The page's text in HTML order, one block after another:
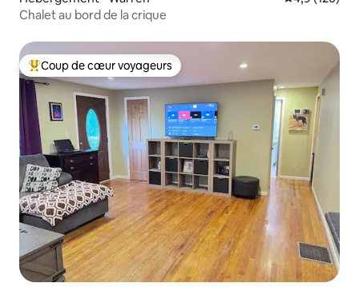
Chalet au bord de la crique
Coups de cœur voyageurs les plus appréciés
Coup de cœur voyageurs